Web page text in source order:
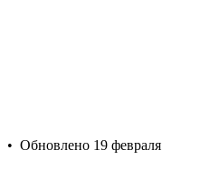
• Обновлено 19 февраля